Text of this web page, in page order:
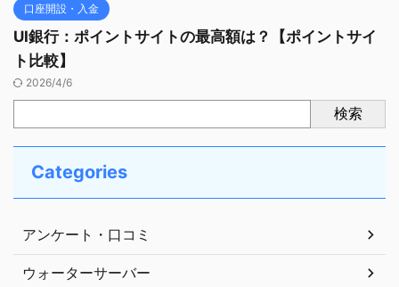
口座開設・入金
UI銀行：ポイントサイトの最高額は？【ポイントサイ
ト比較】
2026/4/6
検索
Categories
アンケート・口コミ
ウォーターサーバー